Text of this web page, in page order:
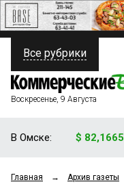
ПОЛИТИКА
ФИНАНСЫ
ОБЩЕСТВО
Все рубрики
Воскресенье, 9 Августа
В Омске: $ 82,1665
Главная → Архив газеты